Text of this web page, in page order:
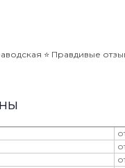
⭐️ Правдивые